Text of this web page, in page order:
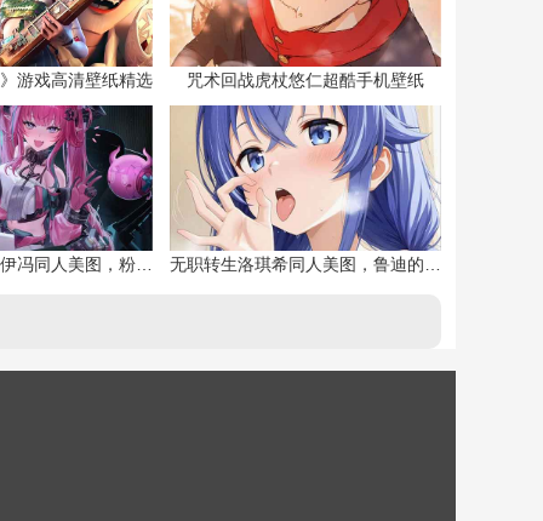
游戏高清壁纸精选 咒术回战虎杖悠仁超酷手机壁纸
明日方舟终末地伊冯同人美图，粉毛恶魔伊冯